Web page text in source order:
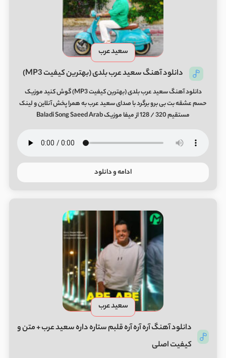
سعید عرب
دانلود آهنگ سعید عرب بلدی (بهترین کیفیت MP3)
دانلود آهنگ سعید عرب بلدی (بهترین کیفیت MP3) گوش کنید موزیک
حسم عشقه بت بی برو برگرد با صدای سعید عرب به همرا پخش آنلاین و لینک
مستقیم 320 / 128 از میفا موزیک Baladi Song Saeed Arab
ادامه و دانلود
سعید عرب
دانلود آهنگ آره آره آره قلبم ستاره داره سعید عرب + متن و
کیفیت اصلی